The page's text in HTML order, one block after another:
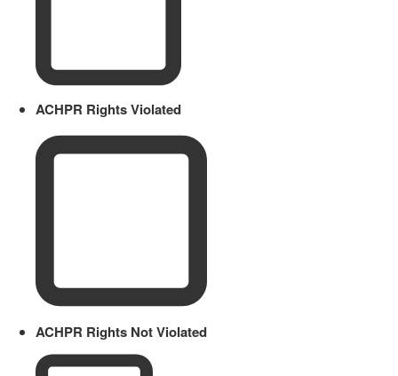
ACHPR Rights Violated
ACHPR Rights Not Violated